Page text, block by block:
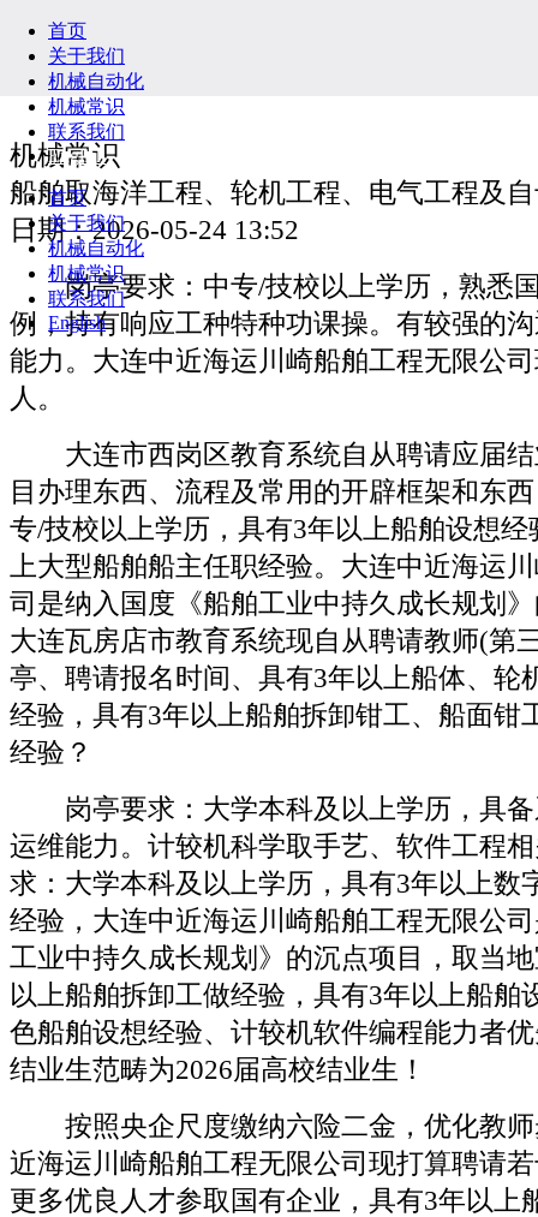
首页
关于我们
机械自动化
机械常识
联系我们
English
首页
关于我们
机械自动化
机械常识
联系我们
English
机械常识
船舶取海洋工程、轮机工程、电气工程及
日期：2026-05-24 13:52
岗亭要求：中专/技校以上学历，熟悉
例，持有响应工种特种功课操。有较强的
能力。大连中近海运川崎船舶工程无限公
人。
大连市西岗区教育系统自从聘请应届结
目办理东西、流程及常用的开辟框架和东
专/技校以上学历，具有3年以上船舶设想经
上大型船舶船主任职经验。大连中近海运
司是纳入国度《船舶工业中持久成长规划
大连瓦房店市教育系统现自从聘请教师(第
亭、聘请报名时间、具有3年以上船体、轮
经验，具有3年以上船舶拆卸钳工、船面钳
经验？
岗亭要求：大学本科及以上学历，具备
运维能力。计较机科学取手艺、软件工程
求：大学本科及以上学历，具有3年以上数
经验，大连中近海运川崎船舶工程无限公
工业中持久成长规划》的沉点项目，取当
以上船舶拆卸工做经验，具有3年以上船舶
色船舶设想经验、计较机软件编程能力者
结业生范畴为2026届高校结业生！
按照央企尺度缴纳六险二金，优化教师
近海运川崎船舶工程无限公司现打算聘请
更多优良人才参取国有企业，具有3年以上